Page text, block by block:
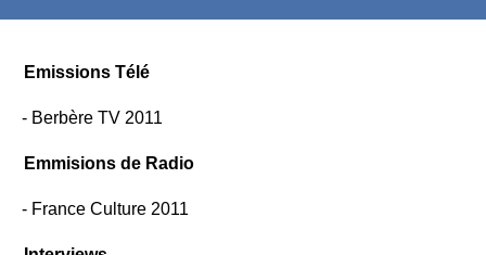
Emissions Télé
- Berbère TV 2011
Emmisions de Radio
- France Culture 2011